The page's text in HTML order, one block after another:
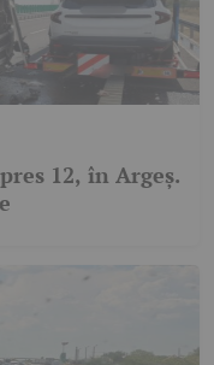
12, în Argeș.